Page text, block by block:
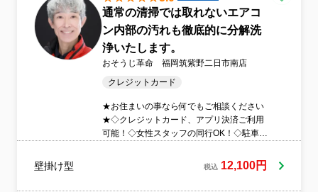
通常の清掃では取れないエアコ
ン内部の汚れも徹底的に分解洗
浄いたします。
おそうじ革命 福岡筑紫野二日市南店
クレジットカード
★お住まいの事なら何でもご相談ください
★◇クレジットカード、アプリ決済ご利用
可能！◇女性スタッフの同行OK！◇駐車代
外でもご相談・ご対応可能！◇自信の完全
自社対応！◇安心の損害保険加入済み！◇
壁掛け型 税込 12,100円